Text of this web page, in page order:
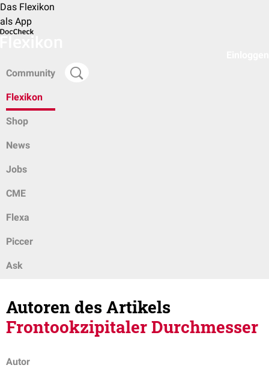
Das Flexikon
als App
Community
Flexikon
Shop
News
Jobs
CME
Flexa
Piccer
Ask
Autoren des Artikels
Frontookzipitaler Durchmesser
Autor